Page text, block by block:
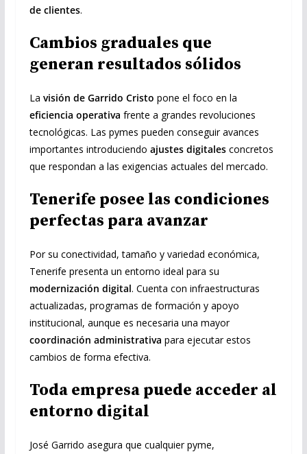
de clientes.
Cambios graduales que
generan resultados sólidos
La visión de Garrido Cristo pone el foco en la
eficiencia operativa frente a grandes revoluciones
tecnológicas. Las pymes pueden conseguir avances
importantes introduciendo ajustes digitalesconcretos
que respondan a las exigencias actuales del mercado.
Tenerife posee las condiciones
perfectas para avanzar
Por su conectividad, tamaño y variedad económica,
Tenerife presenta un entorno ideal para su
modernización digital. Cuenta con infraestructuras
actualizadas, programas de formación y apoyo
institucional, aunque es necesaria una mayor
coordinación administrativa para ejecutar estos
cambios de forma efectiva.
Toda empresa puede acceder al
entorno digital
José Garrido asegura que cualquier pyme,